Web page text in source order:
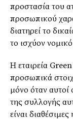
προστασία του
προσωπικού
διατηρεί το
το ισχύον
Η εταιρεία
προσωπικά
μόνο όταν αυτοί
της συλλογής
είναι